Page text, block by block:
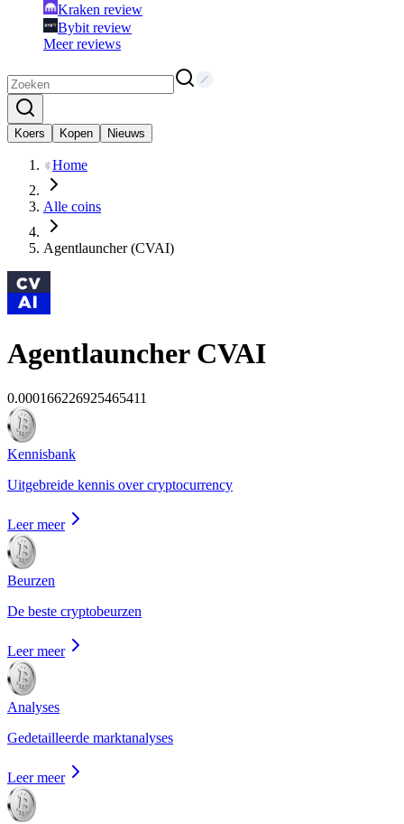
Kraken review
Bybit review
Meer reviews
Koers Kopen Nieuws
Home
Alle coins
Agentlauncher (CVAI)
Agentlauncher CVAI
0.000166226925465411
Kennisbank
Uitgebreide kennis over cryptocurrency
Leer meer
Beurzen
De beste cryptobeurzen
Leer meer
Analyses
Gedetailleerde marktanalyses
Leer meer